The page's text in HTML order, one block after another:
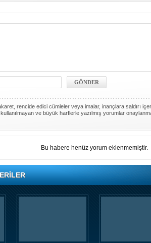
rencide edici cümleler veya imalar, inançlara saldırı
ve büyük harflerle yazılmış yorumlar
Bu habere henüz yorum eklenmemiştir.